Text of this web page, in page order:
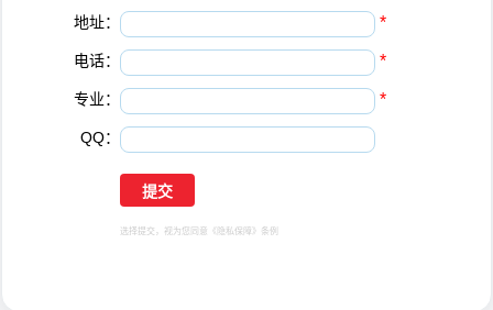
地址： *
电话： *
专业： *
QQ：
选择提交，视为您同意 《隐私保障》 条例